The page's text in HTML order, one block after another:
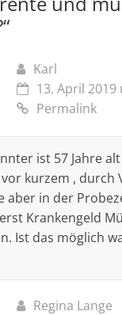
“
Karl
13. April
Permalink
ist 57 Jahre
kurzem ,
aber in der
Krankengeld
Ist das möglich
Regina Lange